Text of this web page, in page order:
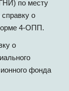
по месту
о
4-ОПП.
о
фонда